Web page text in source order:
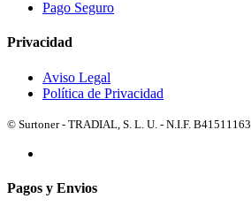
Pago Seguro
Privacidad
Aviso Legal
Política de Privacidad
© Surtoner - TRADIAL, S. L. U. - N.I.F. B41511163
Pagos y Envios